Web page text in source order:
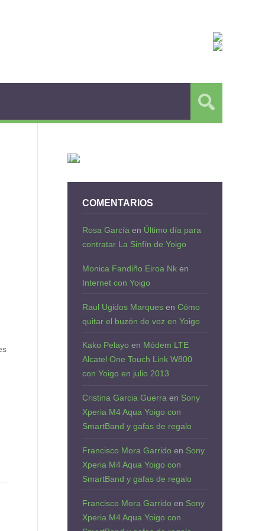
COMENTARIOS
Rosa García en Último día para
contratar La Sinfín de Yoigo
Monica Fandiño Eiroa Nk en
Internet con Yoigo
Raul Ugidos Marques en Cómo
quitar el buzón de voz en Yoigo
Kako Pelayo en Módem LTE
Alcatel One Touch Link W800
con Yoigo en julio 2013
Cristina Garcia Guerra en Sony
Xperia M4 Aqua Yoigo con
SmartBand y gafas de regalo
Francisco Mora Garrido en Sony
Xperia M4 Aqua Yoigo con
SmartBand y gafas de regalo
Francisco Mora Garrido en Sony
Xperia M4 Aqua Yoigo con